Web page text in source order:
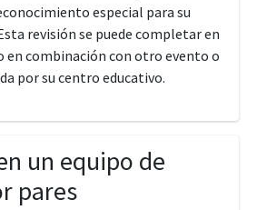
especial para su
revisión se puede completar en
en combinación con otro evento o
por su centro educativo.
un equipo de
pares